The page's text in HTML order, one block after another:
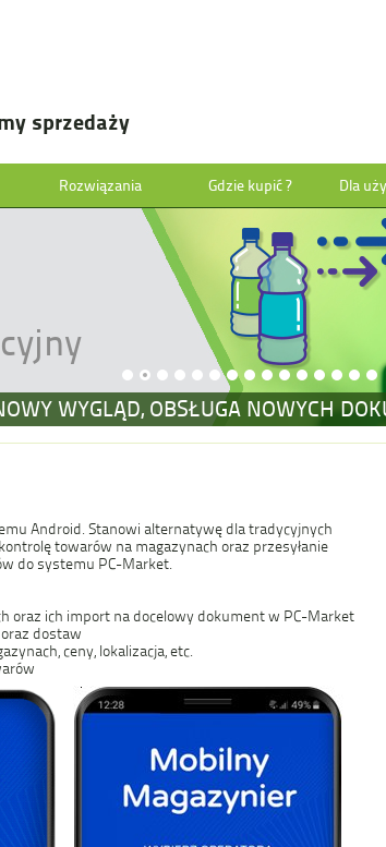
sprzedaży
Rozwiązania Gdzie kupić ? Dla
WYGLĄD, OBSŁUGA NOWYCH
Android. Stanowi alternatywę dla tradycyjnych
towarów na magazynach oraz przesyłanie
do systemu PC-Market.
oraz ich import na docelowy dokument w PC-Market
dostaw
ceny, lokalizacja, etc.